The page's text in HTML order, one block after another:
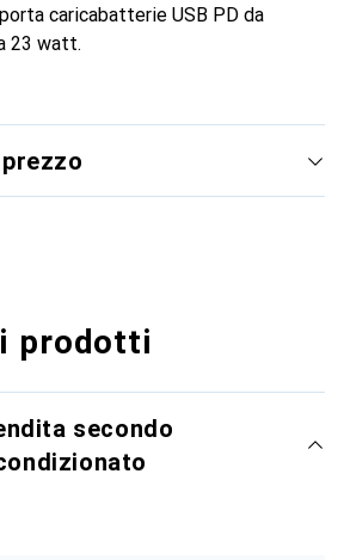
caricabatterie USB PD da
23 watt.
prodotti
secondo